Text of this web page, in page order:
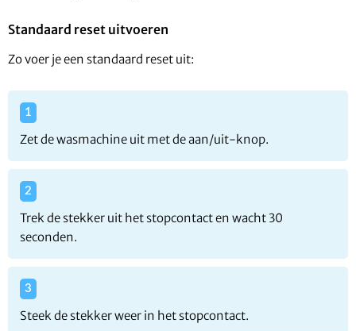
Standaard reset uitvoeren
Zo voer je een standaard reset uit:
Zet de wasmachine uit met de aan/uit-knop.
Trek de stekker uit het stopcontact en wacht 30
seconden.
Steek de stekker weer in het stopcontact.